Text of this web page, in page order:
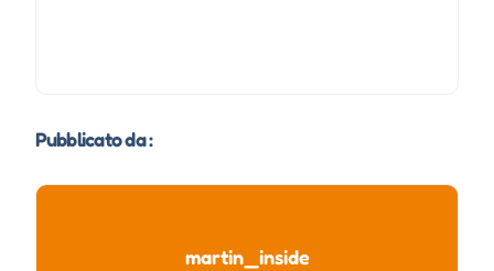
Pubblicato da :
martin_inside